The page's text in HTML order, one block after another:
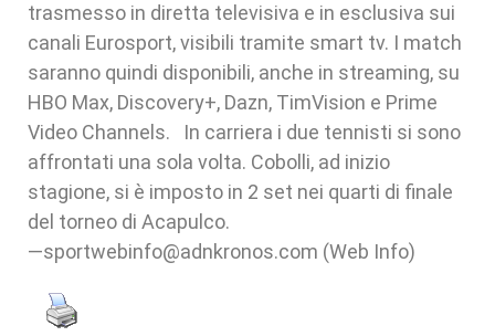
trasmesso in diretta televisiva e in esclusiva sui
canali Eurosport, visibili tramite smart tv. I match
saranno quindi disponibili, anche in streaming, su
HBO Max, Discovery+, Dazn, TimVision e Prime
Video Channels. In carriera i due tennisti si sono
affrontati una sola volta. Cobolli, ad inizio
stagione, si è imposto in 2 set nei quarti di finale
del torneo di Acapulco.
—sportwebinfo@adnkronos.com (Web Info)